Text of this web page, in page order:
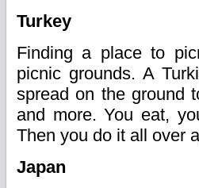
Turkey
Finding a place to
picnic grounds. A
spread on the ground
and more. You eat,
Then you do it all over
Japan